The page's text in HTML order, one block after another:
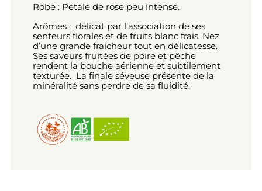
Robe : Pétale de rose peu intense.
Arômes : délicat par l’association de ses
senteurs florales et de fruits blanc frais. Nez
d’une grande fraicheur tout en délicatesse.
Ses saveurs fruitées de poire et pêche
rendent la bouche aérienne et subtilement
texturée. La finale séveuse présente de la
minéralité sans perdre de sa fluidité.